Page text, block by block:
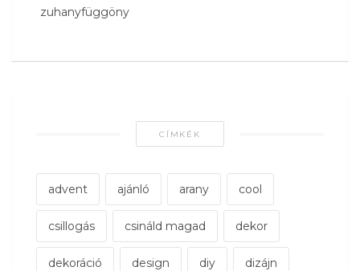
zuhanyfüggöny
CÍMKÉK
advent ajánló arany cool
csillogás csináld magad dekor
dekoráció design diy dizájn